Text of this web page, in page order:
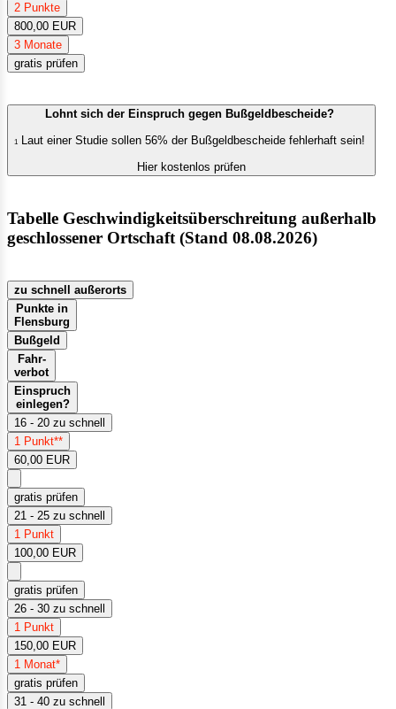
2 Punkte
800,00 EUR
3 Monate
gratis prüfen
Lohnt sich der Einspruch gegen Bußgeldbescheide?
1
Laut einer Studie sollen 56% der Bußgeldbescheide fehlerhaft sein!
Hier kostenlos prüfen
Tabelle Geschwindigkeitsüberschreitung außerhalb
geschlossener Ortschaft (Stand 08.08.2026)
zu schnell außerorts
Punkte in
Flensburg
Bußgeld
Fahr-
verbot
Einspruch
einlegen?
16 - 20 zu schnell
1 Punkt**
60,00 EUR
gratis prüfen
21 - 25 zu schnell
1 Punkt
100,00 EUR
gratis prüfen
26 - 30 zu schnell
1 Punkt
150,00 EUR
1 Monat*
gratis prüfen
31 - 40 zu schnell